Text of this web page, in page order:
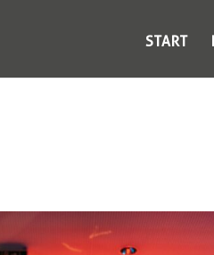
START